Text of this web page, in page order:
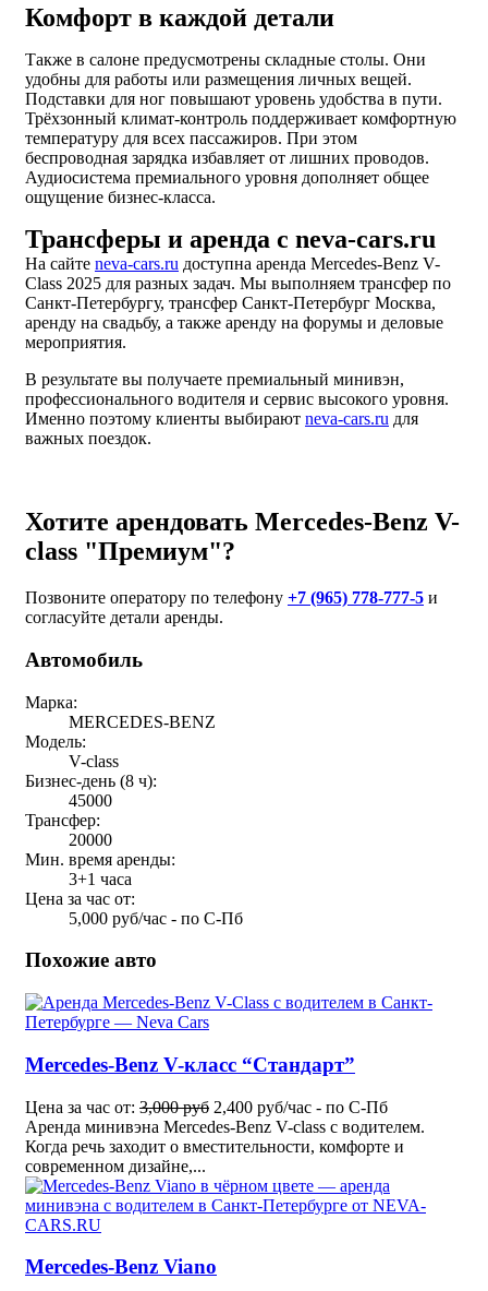
Комфорт в каждой детали
Также в салоне предусмотрены складные столы. Они
удобны для работы или размещения личных вещей.
Подставки для ног повышают уровень удобства в пути.
Трёхзонный климат-контроль поддерживает комфортную
температуру для всех пассажиров. При этом
беспроводная зарядка избавляет от лишних проводов.
Аудиосистема премиального уровня дополняет общее
ощущение бизнес-класса.
Трансферы и аренда с neva-cars.ru
На сайте neva-cars.ru доступна аренда Mercedes-Benz V-
Class 2025 для разных задач. Мы выполняем трансфер по
Санкт-Петербургу, трансфер Санкт-Петербург Москва,
аренду на свадьбу, а также аренду на форумы и деловые
мероприятия.
В результате вы получаете премиальный минивэн,
профессионального водителя и сервис высокого уровня.
Именно поэтому клиенты выбирают neva-cars.ru для
важных поездок.
Хотите арендовать Mercedes-Benz V-
class "Премиум"?
Позвоните оператору по телефону +7 (965) 778-777-5 и
согласуйте детали аренды.
Автомобиль
Марка:
MERCEDES-BENZ
Модель:
V-class
Бизнес-день (8 ч):
45000
Трансфер:
20000
Мин. время аренды:
3+1 часа
Цена за час от:
5,000 руб/час - по С-Пб
Похожие авто
Mercedes-Benz V-класс “Стандарт”
Цена за час от: 3,000 руб 2,400 руб/час - по С-Пб
Аренда минивэна Mercedes-Benz V-class с водителем.
Когда речь заходит о вместительности, комфорте и
современном дизайне,...
Mercedes-Benz Viano